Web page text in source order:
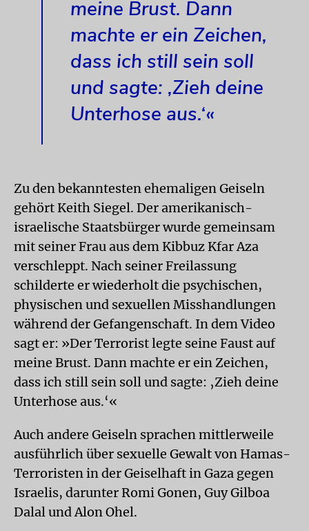
meine Brust. Dann
machte er ein Zeichen,
dass ich still sein soll
und sagte: ‚Zieh deine
Unterhose aus.‘«
Zu den bekanntesten ehemaligen Geiseln
gehört Keith Siegel. Der amerikanisch-
israelische Staatsbürger wurde gemeinsam
mit seiner Frau aus dem Kibbuz Kfar Aza
verschleppt. Nach seiner Freilassung
schilderte er wiederholt die psychischen,
physischen und sexuellen Misshandlungen
während der Gefangenschaft. In dem Video
sagt er: »Der Terrorist legte seine Faust auf
meine Brust. Dann machte er ein Zeichen,
dass ich still sein soll und sagte: ‚Zieh deine
Unterhose aus.‘«
Auch andere Geiseln sprachen mittlerweile
ausführlich über sexuelle Gewalt von Hamas-
Terroristen in der Geiselhaft in Gaza gegen
Israelis, darunter Romi Gonen, Guy Gilboa
Dalal und Alon Ohel.